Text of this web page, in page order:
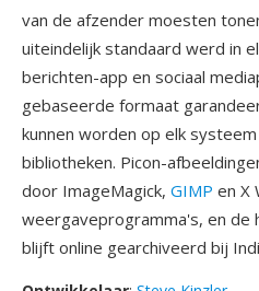
van de afzender moesten
uiteindelijk standaard werd in
berichten-app en sociaal
gebaseerde formaat
kunnen worden op elk
bibliotheken. Picon-
door ImageMagick, GIMP en X
weergaveprogramma's, en de
blijft online gearchiveerd bij